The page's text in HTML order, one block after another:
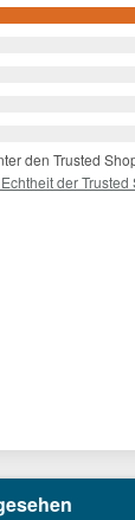
den Trusted
der